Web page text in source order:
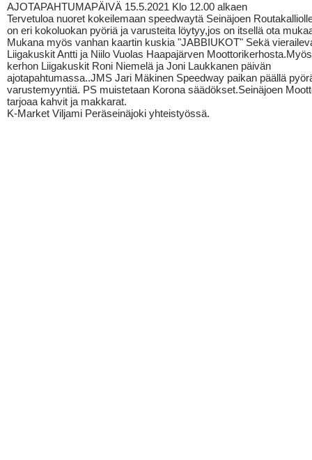
AJOTAPAHTUMAPÄIVÄ 15.5.2021 Klo 12.00 alkaen
Tervetuloa nuoret kokeilemaan speedwaytä Seinäjoen
on eri kokoluokan pyöriä ja varusteita löytyy,jos on itsellä ota
Mukana myös vanhan kaartin kuskia "JABBIUKOT" Sekä
Liigakuskit Antti ja Niilo Vuolas Haapajärven
kerhon Liigakuskit Roni Niemelä ja Joni Laukkanen päivän
ajotapahtumassa..JMS Jari Mäkinen Speedway paikan päällä
varustemyyntiä. PS muistetaan Korona säädökset.Seinäjoen
tarjoaa kahvit ja makkarat.
K-Market Viljami Peräseinäjoki yhteistyössä.